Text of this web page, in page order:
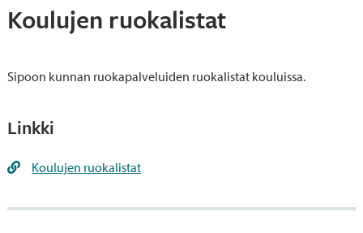
Koulujen ruokalistat
Sipoon kunnan ruokapalveluiden ruokalistat kouluissa.
Linkki
Koulujen ruokalistat